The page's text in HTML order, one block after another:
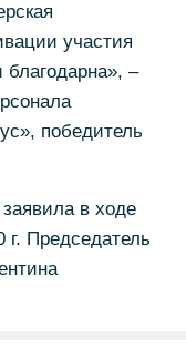
участия
–
победитель
в ходе
Председатель